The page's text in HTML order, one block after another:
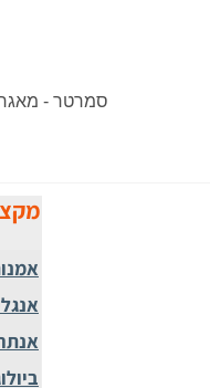
סמרטר - מאגר